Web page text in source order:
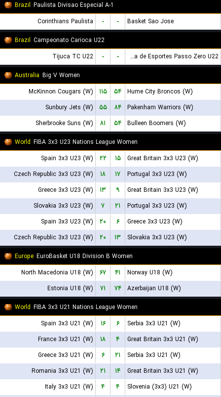
Brazil Paulista Divisao Especial A-1
Corinthians Paulista
- -
Basket Sao Jose
Brazil Campeonato Carioca U22
Tijuca TC U22
- -
Escolinha de Esportes Passo Zero U22
Australia Big V Women
McKinnon Cougars (W)
۱۱۵ ۵۴
Hume City Broncos (W)
Sunbury Jets (W)
۵۵ ۸۴
Pakenham Warriors (W)
Sherbrooke Suns (W)
۸۱ ۵۴
Bulleen Boomers (W)
World FIBA 3x3 U23 Nations League Women
Spain 3x3 U23 (W)
۲۲ ۱۵
Great Britain 3x3 U23 (W)
Czech Republic 3x3 U23 (W)
۱۸ ۱۷
Portugal 3x3 U23 (W)
Greece 3x3 U23 (W)
۱۳ ۹
Great Britain 3x3 U23 (W)
Slovakia 3x3 U23 (W)
۷ ۲۱
Portugal 3x3 U23 (W)
Spain 3x3 U23 (W)
۲۰ ۶
Greece 3x3 U23 (W)
Czech Republic 3x3 U23 (W)
۲۰ ۱۳
Slovakia 3x3 U23 (W)
Europe EuroBasket U18 Division B Women
North Macedonia U18 (W)
۶۷ ۴۱
Norway U18 (W)
Estonia U18 (W)
۷۱ ۷۴
Azerbaijan U18 (W)
World FIBA 3x3 U21 Nations League Women
Spain 3x3 U21 (W)
۱۶ ۶
Serbia 3x3 U21 (W)
France 3x3 U21 (W)
۱۸ ۴
Great Britain 3x3 U21 (W)
Greece 3x3 U21 (W)
۶ ۲۱
Serbia 3x3 U21 (W)
Romania 3x3 U21 (W)
۲۱ ۱۴
Great Britain 3x3 U21 (W)
Italy 3x3 U21 (W)
۴ ۴
Slovenia (3x3) U21 (W)